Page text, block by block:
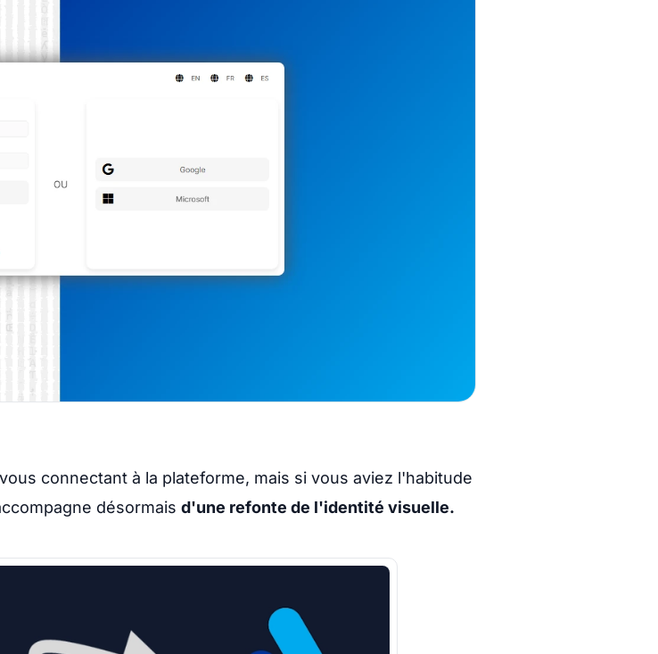
connectant à la plateforme, mais si vous aviez l'habitude
désormais d'une refonte de l'identité visuelle.